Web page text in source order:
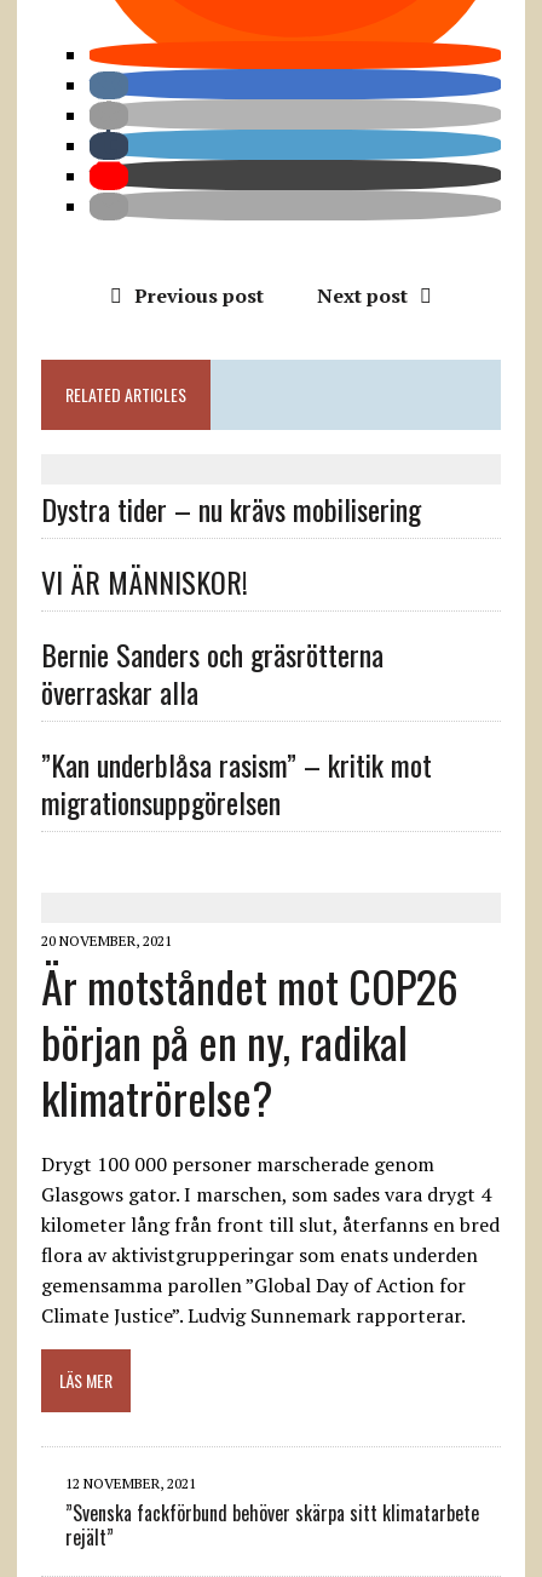
Previous post Next post
RELATED ARTICLES
Dystra tider – nu krävs mobilisering
VI ÄR MÄNNISKOR!
Bernie Sanders och gräsrötterna
överraskar alla
”Kan underblåsa rasism” – kritik mot
migrationsuppgörelsen
20 NOVEMBER, 2021
Är motståndet mot COP26
början på en ny, radikal
klimatrörelse?
Drygt 100 000 personer marscherade genom
Glasgows gator. I marschen, som sades vara drygt 4
kilometer lång från front till slut, återfanns en bred
flora av aktivistgrupperingar som enats underden
gemensamma parollen ”Global Day of Action for
Climate Justice”. Ludvig Sunnemark rapporterar.
LÄS MER
12 NOVEMBER, 2021
”Svenska fackförbund behöver skärpa sitt klimatarbete
rejält”